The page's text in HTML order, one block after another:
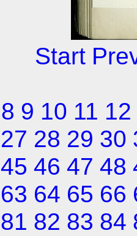
Start
8 9 10 11 12
27 28 29 30
45 46 47 48
63 64 65 66
81 82 83 84